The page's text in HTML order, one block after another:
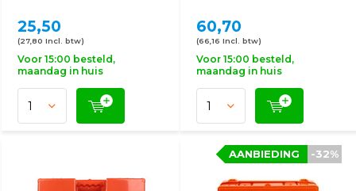
25,50
(27,80 Incl. btw)
Voor 15:00 besteld,
maandag in huis
60,70
(66,16 Incl. btw)
Voor 15:00 besteld,
maandag in huis
-32%
AANBIEDING